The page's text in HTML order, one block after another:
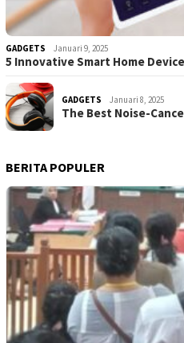
GADGETS Januari 9, 2025
5 Innovative Smart Home
GADGETS Januari 8, 2025
The Best Noise-
BERITA POPULER